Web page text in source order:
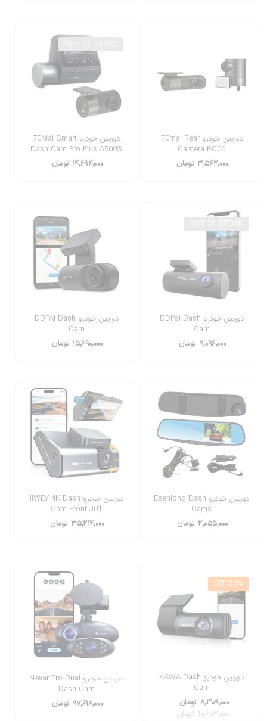
دوربین خودرو 70mai Rear
Camera RC06
۳,۵۶۲,۰۰۰ تومان
دوربین خودرو 70Mai Smart
Dash Cam Pro Plus A500S
۱۴,۶۹۴,۰۰۰ تومان
دوربین خودرو DDPai Dash
Cam
۹,۰۹۶,۰۰۰ تومان
دوربین خودرو DDPAI Dash
Cam
۱۵,۶۹۰,۰۰۰ تومان
دوربین‌ خودرو Esenlong Dash
Cams
۲,۰۵۵,۰۰۰ تومان
دوربین خودرو IIWEY 4K Dash
Cam Front J01
۳۵,۲۱۴,۰۰۰ تومان
22% OFF
دوربین خودرو KAWA Dash
Cam
۸,۳۰۹,۰۰۰ تومان
۱۰,۶۰۳,۰۰۰ تومان
دوربین خودرو Nexar Pro Dual
Dash Cam
۹۷,۶۱۸,۰۰۰ تومان